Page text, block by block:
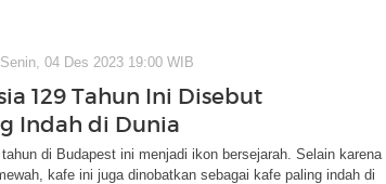
Senin, 04 Des 2023 19:00 WIB
129 Tahun Ini Disebut
Indah di Dunia
di Budapest ini menjadi ikon bersejarah. Selain karena
kafe ini juga dinobatkan sebagai kafe paling indah di